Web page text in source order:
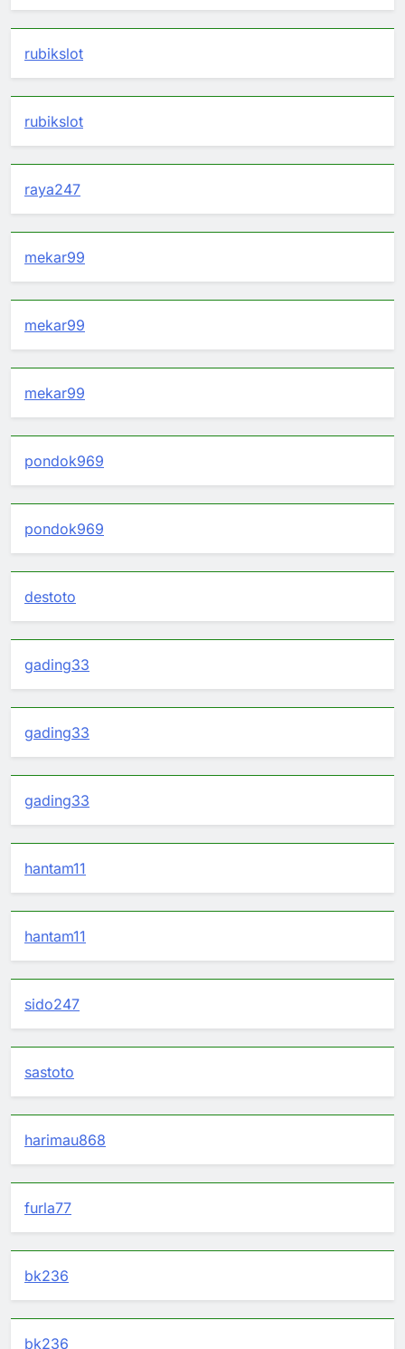
rubikslot
rubikslot
raya247
mekar99
mekar99
mekar99
pondok969
pondok969
destoto
gading33
gading33
gading33
hantam11
hantam11
sido247
sastoto
harimau868
furla77
bk236
bk236